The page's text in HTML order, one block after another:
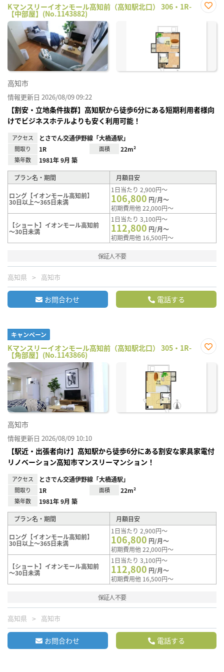
Kマンスリーイオンモール高知前（高知駅北口） 306・1R-
【中部屋】(No.1143882)
に入
高知市
情報更新日 2026/08/09 09:22
【割安・立地条件抜群】高知駅から徒歩6分にある短期利用者様向
けでビジネスホテルよりも安く利用可能！
アクセス とさでん交通伊野線「大橋通駅」
間取り 1R 面積 22m²
築年数 1981年 9月 築
プラン名・期間 月額目安
ロング【イオンモール高知前】
30日以上～365日未満
1日当たり 2,900円～
106,800 円/月～
初期費用他 22,000円～
【ショート】イオンモール高知前
～30日未満
1日当たり 3,100円～
112,800 円/月～
初期費用他 16,500円～
保証人不要
高知県 高知市
お問合わせ 電話する
キャンペーン
Kマンスリーイオンモール高知前（高知駅北口） 305・1R-
【角部屋】(No.1143866)
に入
高知市
情報更新日 2026/08/09 10:10
【駅近・出張者向け】高知駅から徒歩6分にある割安な家具家電付
リノベーション高知市マンスリーマンション！
アクセス とさでん交通伊野線「大橋通駅」
間取り 1R 面積 22m²
築年数 1981年 9月 築
プラン名・期間 月額目安
ロング【イオンモール高知前】
30日以上～365日未満
1日当たり 2,900円～
106,800 円/月～
初期費用他 22,000円～
【ショート】イオンモール高知前
～30日未満
1日当たり 3,100円～
112,800 円/月～
初期費用他 16,500円～
保証人不要
高知県 高知市
お問合わせ 電話する